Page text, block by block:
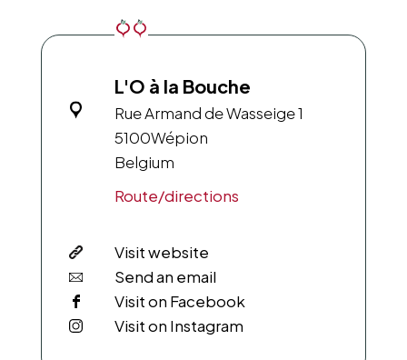
L'O à la Bouche
Rue Armand de Wasseige 1
5100Wépion
Belgium
Route/directions
Visit website
Send an email
Visit on Facebook
Visit on Instagram